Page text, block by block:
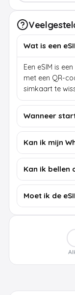
Wat is een
Een eSIM is
met een QR-
simkaart te
Wanneer
Kan ik mijn
Kan ik bellen
Moet ik de